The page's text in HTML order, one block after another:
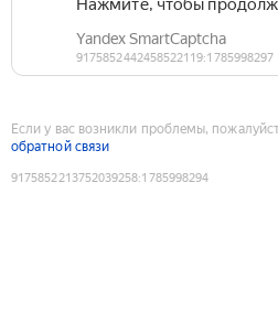
Если у вас возникли проблемы,
обратной связи
9175852213752039258:1785998294